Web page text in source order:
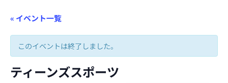
« イベント一覧
このイベントは終了しました。
ティーンズスポーツ